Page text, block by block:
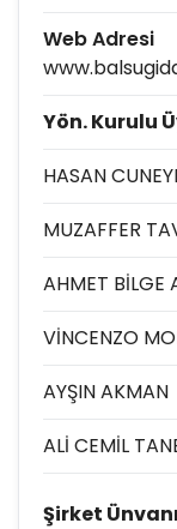
Web Adresi
Yön. Kurulu
HASAN
MUZAFFER
AHMET BİLGE
VİNCENZO
AYŞIN AKMAN
ALİ CEMİL
Şirket Ünvanı